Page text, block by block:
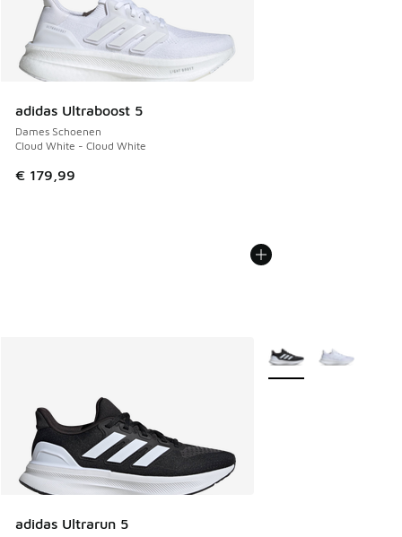
adidas Ultraboost 5
Dames Schoenen
Cloud White - Cloud White
€ 179,99
adidas Ultrarun 5
Meer kleuren